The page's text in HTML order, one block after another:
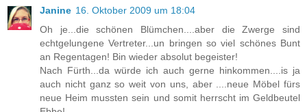
Janine 16. Oktober 2009 um 18:04
Oh je...die schönen Blümchen....aber die Zwerge sind
echtgelungene Vertreter...un bringen so viel schönes Bunt
an Regentagen! Bin wieder absolut begeister!
Nach Fürth...da würde ich auch gerne hinkommen....is ja
auch nicht ganz so weit von uns, aber ....neue Möbel fürs
neue Heim mussten sein und somit herrscht im Geldbeutel